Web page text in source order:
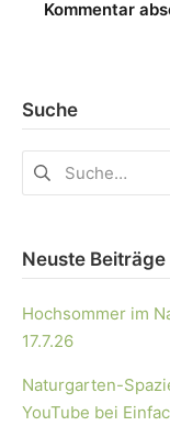
Suche
Neuste Beiträge
Hochsommer im
17.7.26
Naturgarten-
YouTube bei